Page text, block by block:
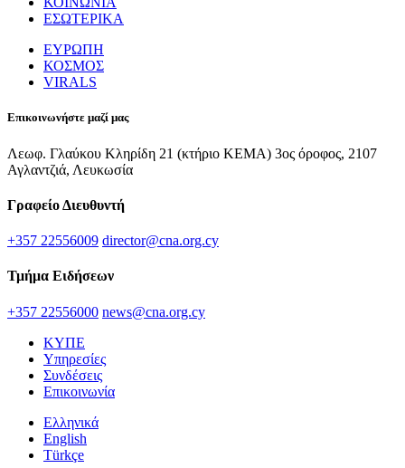
ΕΣΩΤΕΡΙΚΑ
ΕΥΡΩΠΗ
ΚΟΣΜΟΣ
VIRALS
Επικοινωνήστε μαζί μας
Λεωφ. Γλαύκου Κληρίδη 21 (κτήριο ΚΕΜΑ) 3ος όροφος, 2107
Αγλαντζιά, Λευκωσία
Γραφείο Διευθυντή
+357 22556009 director@cna.org.cy
Τμήμα Ειδήσεων
+357 22556000 news@cna.org.cy
ΚΥΠΕ
Υπηρεσίες
Συνδέσεις
Επικοινωνία
Ελληνικά
English
Türkçe